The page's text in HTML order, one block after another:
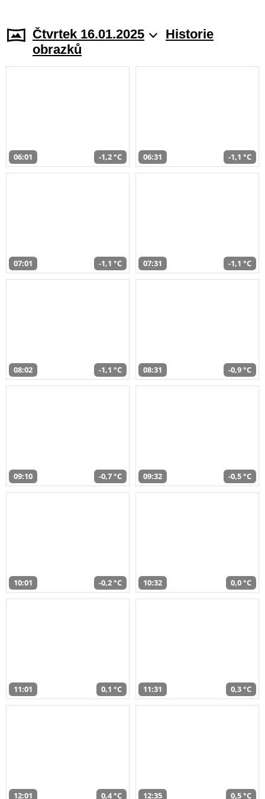
Čtvrtek 16.01.2025
Historie
obrazků
06:01 -1,2 °C 06:31 -1,1 °C
07:01 -1,1 °C 07:31 -1,1 °C
08:02 -1,1 °C 08:31 -0,9 °C
09:10 -0,7 °C 09:32 -0,5 °C
10:01 -0,2 °C 10:32 0,0 °C
11:01 0,1 °C 11:31 0,3 °C
12:01 0,4 °C 12:35 0,5 °C